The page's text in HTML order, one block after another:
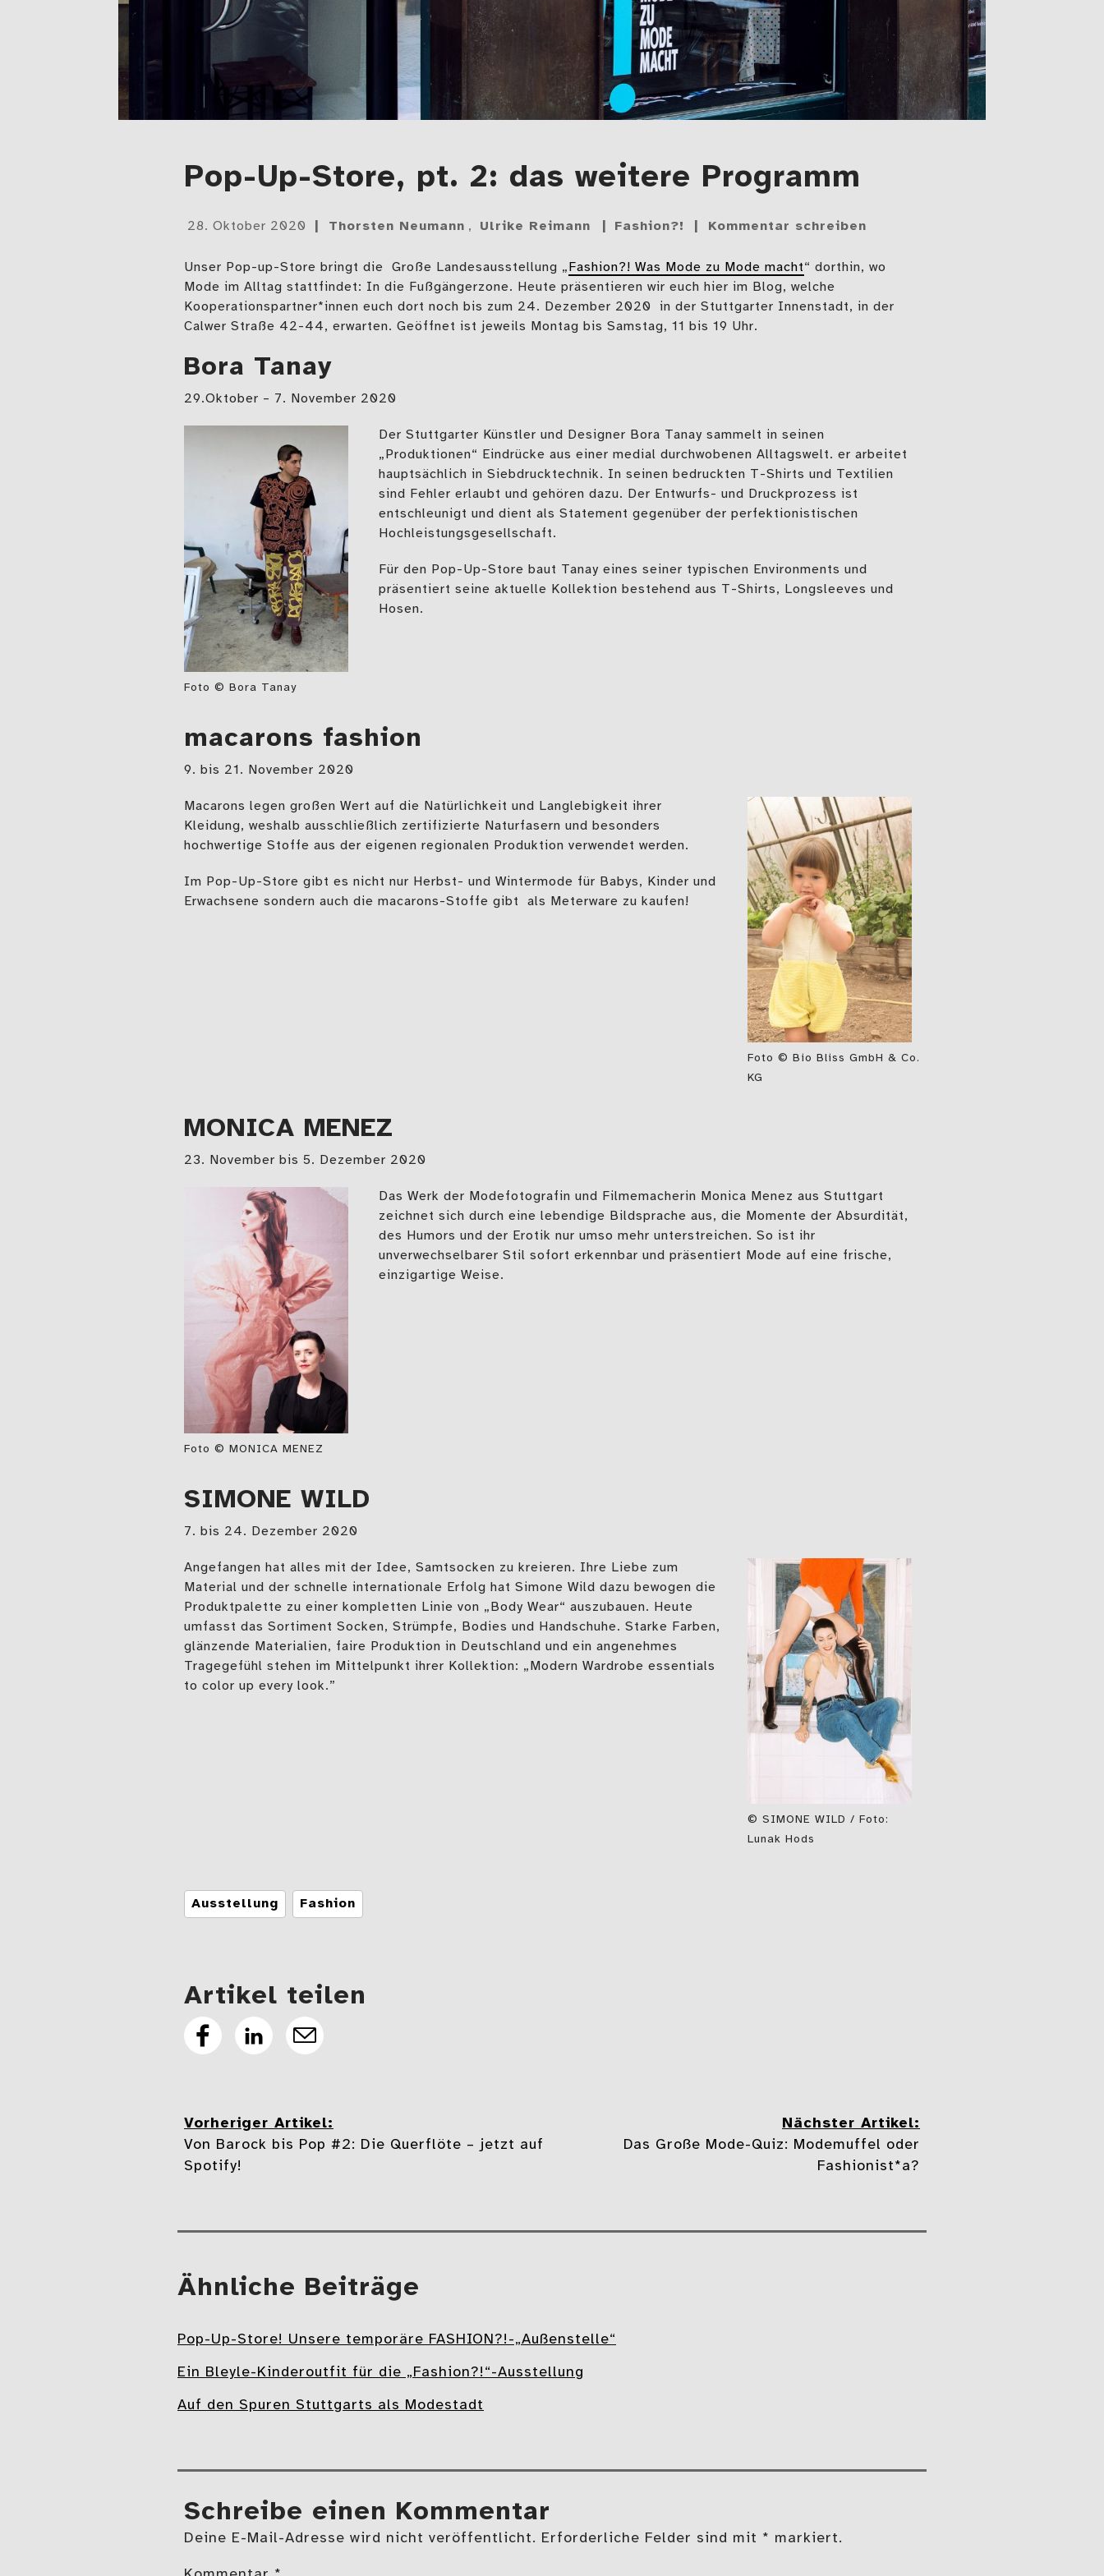
Pop-Up-Store, pt. 2: das weitere Programm
Gepostet
28. Oktober 2020 Thorsten Neumann , Ulrike Reimann Fashion?! Kommentar schreiben
Unser Pop-up-Store bringt die Große Landesausstellung „ Fashion?! Was Mode zu Mode macht“ dorthin, wo
Mode im Alltag stattfindet: In die Fußgängerzone. Heute präsentieren wir euch hier im Blog, welche
Kooperationspartner*innen euch dort noch bis zum 24. Dezember 2020 in der Stuttgarter Innenstadt, in der
Calwer Straße 42-44, erwarten. Geöffnet ist jeweils Montag bis Samstag, 11 bis 19 Uhr.
Bora Tanay
29.Oktober – 7. November 2020
Foto © Bora Tanay
Der Stuttgarter Künstler und Designer Bora Tanay sammelt in seinen
„Produktionen“ Eindrücke aus einer medial durchwobenen Alltagswelt. er arbeitet
hauptsächlich in Siebdrucktechnik. In seinen bedruckten T-Shirts und Textilien
sind Fehler erlaubt und gehören dazu. Der Entwurfs- und Druckprozess ist
entschleunigt und dient als Statement gegenüber der perfektionistischen
Hochleistungsgesellschaft.
Für den Pop-Up-Store baut Tanay eines seiner typischen Environments und
präsentiert seine aktuelle Kollektion bestehend aus T-Shirts, Longsleeves und
Hosen.
macarons fashion
9. bis 21. November 2020
Foto © Bio Bliss GmbH & Co.
KG
Macarons legen großen Wert auf die Natürlichkeit und Langlebigkeit ihrer
Kleidung, weshalb ausschließlich zertifizierte Naturfasern und besonders
hochwertige Stoffe aus der eigenen regionalen Produktion verwendet werden.
Im Pop-Up-Store gibt es nicht nur Herbst- und Wintermode für Babys, Kinder und
Erwachsene sondern auch die macarons-Stoffe gibt als Meterware zu kaufen!
MONICA MENEZ
23. November bis 5. Dezember 2020
Foto © MONICA MENEZ
Das Werk der Modefotografin und Filmemacherin Monica Menez aus Stuttgart
zeichnet sich durch eine lebendige Bildsprache aus, die Momente der Absurdität,
des Humors und der Erotik nur umso mehr unterstreichen. So ist ihr
unverwechselbarer Stil sofort erkennbar und präsentiert Mode auf eine frische,
einzigartige Weise.
SIMONE WILD
7. bis 24. Dezember 2020
© SIMONE WILD / Foto:
Lunak Hods
Angefangen hat alles mit der Idee, Samtsocken zu kreieren. Ihre Liebe zum
Material und der schnelle internationale Erfolg hat Simone Wild dazu bewogen die
Produktpalette zu einer kompletten Linie von „Body Wear“ auszubauen. Heute
umfasst das Sortiment Socken, Strümpfe, Bodies und Handschuhe. Starke Farben,
glänzende Materialien, faire Produktion in Deutschland und ein angenehmes
Tragegefühl stehen im Mittelpunkt ihrer Kollektion: „Modern Wardrobe essentials
to color up every look.”
Tags
Ausstellung Fashion
Artikel teilen
Artikel
teilen
Artikel
teilen
E-
Beitragsnavigation
Vorheriger Artikel:
Von Barock bis Pop #2: Die Querflöte – jetzt auf
Spotify!
Nächster Artikel:
Das Große Mode-Quiz: Modemuffel oder
Fashionist*a?
Mehr
Ähnliche Beiträge
Pop-Up-Store! Unsere temporäre FASHION?!-„Außenstelle“
Ein Bleyle-Kinderoutfit für die „Fashion?!“-Ausstellung
Auf den Spuren Stuttgarts als Modestadt
Schreibe einen Kommentar
Deine E-Mail-Adresse wird nicht veröffentlicht. Erforderliche Felder sind mit * markiert.